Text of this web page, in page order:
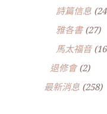
詩篇信息
雅各書(27)
馬太福音
退修會(2)
最新消息 (258)